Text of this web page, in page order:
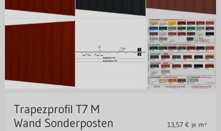
Trapezprofil T7 M
Wand Sonderposten
13,57 € je m²